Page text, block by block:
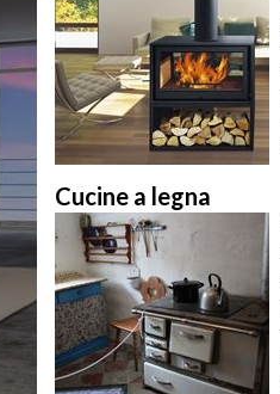
Cucine a legna